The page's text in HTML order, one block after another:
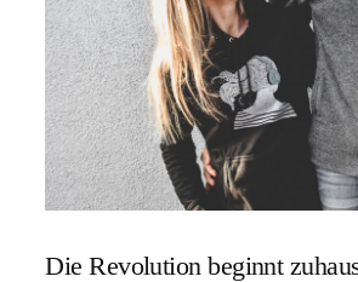
Die Revolution beginnt